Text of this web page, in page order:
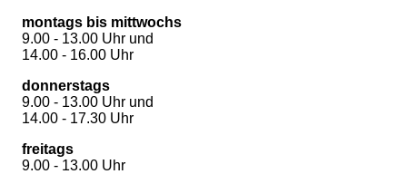
montags bis mittwochs
9.00 - 13.00 Uhr und
14.00 - 16.00 Uhr
donnerstags
9.00 - 13.00 Uhr und
14.00 - 17.30 Uhr
freitags
9.00 - 13.00 Uhr